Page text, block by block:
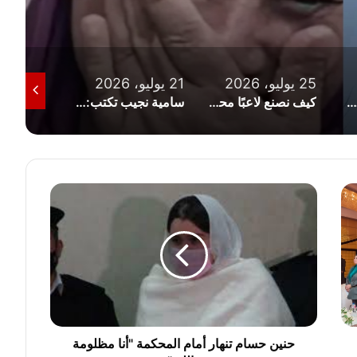
25 يوليو، 2026
كيف نصنع لاعبًا محترفًا؟
21 يوليو، 2026
سامية نجيب تكتب: رياضة أم ساحة للكراهية؟ حين يتحول التشجيع إلى تمييز ديني وإهانة للإنسان
ح
ح
ت
حنين حسام تنهار أمام المحكمة "أنا مظلومة